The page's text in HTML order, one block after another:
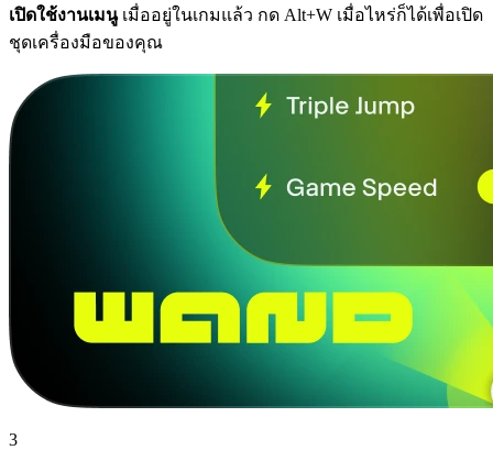
เปิดใช้งานเมนูเมื่ออยู่ในเกมแล้ว กด Alt+W เมื่อไหร่ก็ได้เพื่อเปิด
ชุดเครื่องมือของคุณ
3